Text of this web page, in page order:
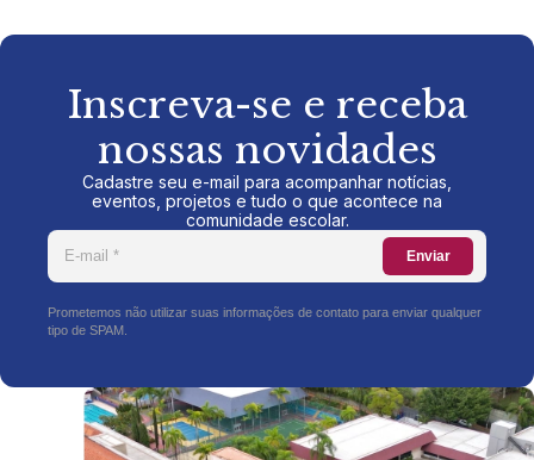
Inscreva-se e receba
nossas novidades
Cadastre seu e-mail para acompanhar notícias,
eventos, projetos e tudo o que acontece na
comunidade escolar.
Enviar
Prometemos não utilizar suas informações de contato para enviar qualquer
tipo de SPAM.